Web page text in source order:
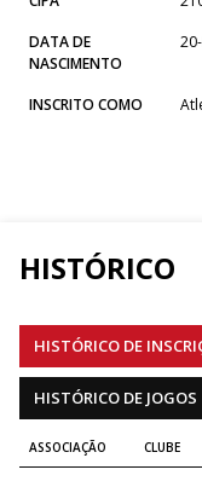
DATA DE
NASCIMENTO
INSCRITO COMO
HISTÓRICO
HISTÓRICO DE
HISTÓRICO DE JOGOS
ASSOCIAÇÃO CLUBE